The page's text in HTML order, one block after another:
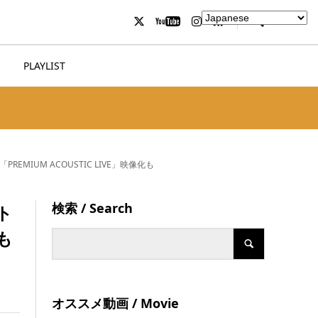
PLAYLIST
ACOUSTIC LIVE」映像化も
検索 / Search
オススメ動画 / Movie